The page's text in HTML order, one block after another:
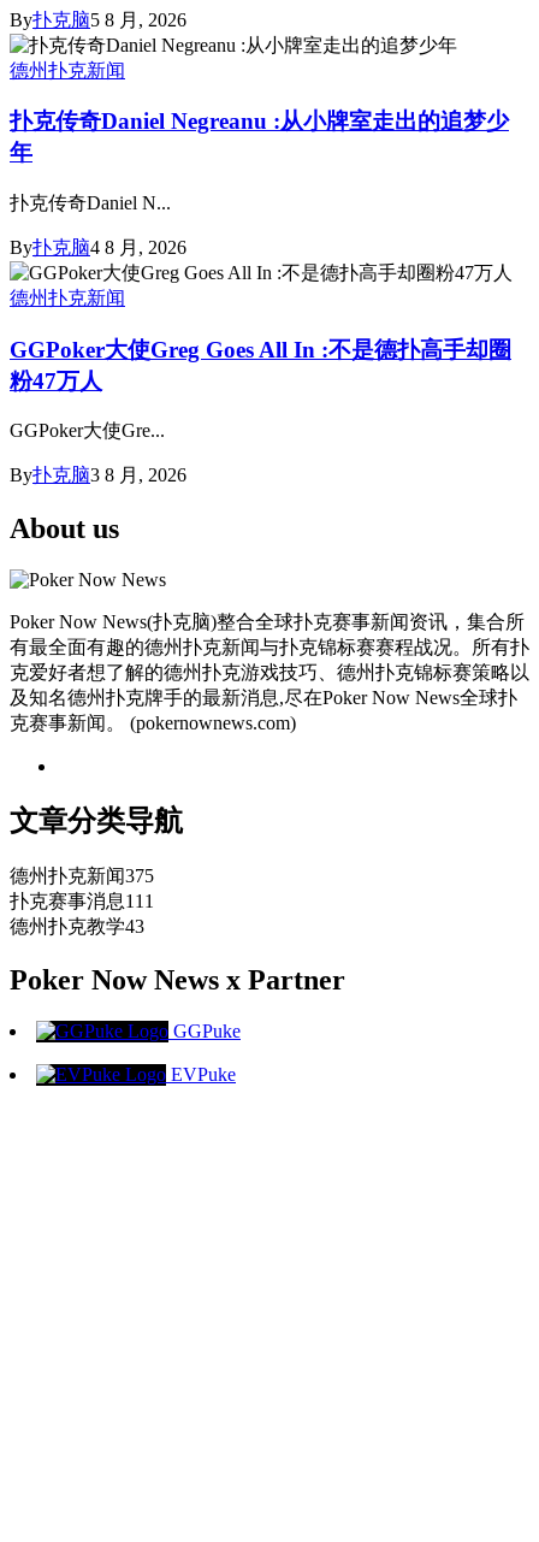
By扑克脑5 8 月, 2026
德州扑克新闻
扑克传奇Daniel Negreanu :从小牌室走出的追梦少
年
扑克传奇Daniel N...
By扑克脑4 8 月, 2026
德州扑克新闻
GGPoker大使Greg Goes All In :不是德扑高手却圈
粉47万人
GGPoker大使Gre...
By扑克脑3 8 月, 2026
About us
Poker Now News(扑克脑)整合全球扑克赛事新闻资讯，集合所
有最全面有趣的德州扑克新闻与扑克锦标赛赛程战况。所有扑
克爱好者想了解的德州扑克游戏技巧、德州扑克锦标赛策略以
及知名德州扑克牌手的最新消息,尽在Poker Now News全球扑
克赛事新闻。 (pokernownews.com)
文章分类导航
德州扑克新闻375
扑克赛事消息111
德州扑克教学43
Poker Now News x Partner
GGPuke
EVPuke